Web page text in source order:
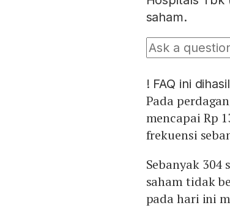
saham.
! FAQ ini
Pada
mencapai Rp
frekuensi
Sebanyak 304
saham tidak
pada hari ini